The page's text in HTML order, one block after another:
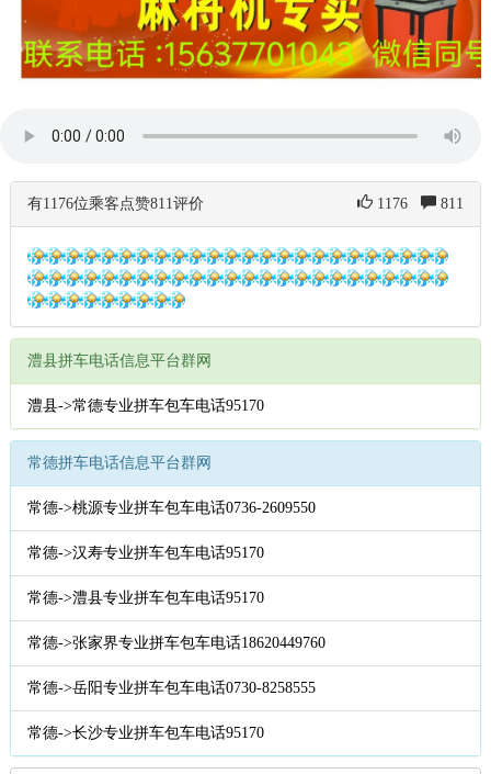
有1176位乘客点赞811评价 1176 811
澧县拼车电话信息平台群网
澧县->常德专业拼车包车电话95170
常德拼车电话信息平台群网
常德->桃源专业拼车包车电话0736-2609550
常德->汉寿专业拼车包车电话95170
常德->澧县专业拼车包车电话95170
常德->张家界专业拼车包车电话18620449760
常德->岳阳专业拼车包车电话0730-8258555
常德->长沙专业拼车包车电话95170